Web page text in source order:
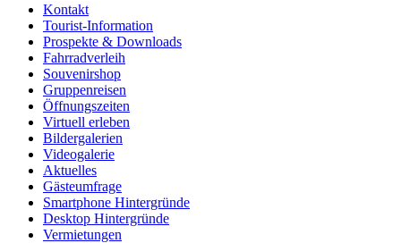
Kontakt
Tourist-Information
Prospekte & Downloads
Fahrradverleih
Souvenirshop
Gruppenreisen
Öffnungszeiten
Virtuell erleben
Bildergalerien
Videogalerie
Aktuelles
Gästeumfrage
Smartphone Hintergründe
Desktop Hintergründe
Vermietungen